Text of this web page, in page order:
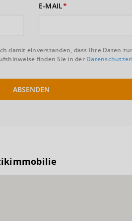
E-MAIL
damit einverstanden, dass Ihre Daten
finden Sie in der
ABSENDEN